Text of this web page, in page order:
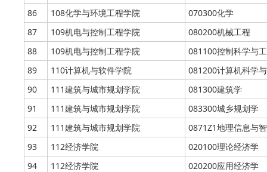
86
108化学与环境工程学院
070300化学
87
109机电与控制工程学院
080200机械工程
88
109机电与控制工程学院
081100控制科学与
89
110计算机与软件学院
081200计算机科学
90
111建筑与城市规划学院
081300建筑学
91
111建筑与城市规划学院
083300城乡规划学
92
111建筑与城市规划学院
0871Z1地理信息与
93
112经济学院
020100理论经济学
94
112经济学院
020200应用经济学